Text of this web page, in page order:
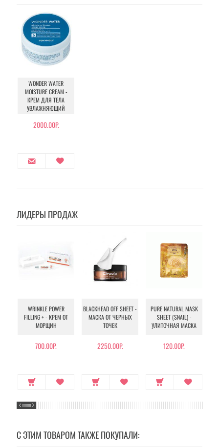
WONDER WATER
MOISTURE CREAM -
КРЕМ ДЛЯ ТЕЛА
УВЛАЖНЯЮЩИЙ
2000.00Р.
ЛИДЕРЫ ПРОДАЖ
WRINKLE POWER
FILLING + - КРЕМ ОТ
МОРЩИН
700.00Р.
BLACKHEAD OFF SHEET -
МАСКА ОТ ЧЕРНЫХ
ТОЧЕК
2250.00Р.
PURE NATURAL MASK
SHEET (SNAIL) -
УЛИТОЧНАЯ МАСКА
120.00Р.
С ЭТИМ ТОВАРОМ ТАКЖЕ ПОКУПАЛИ: